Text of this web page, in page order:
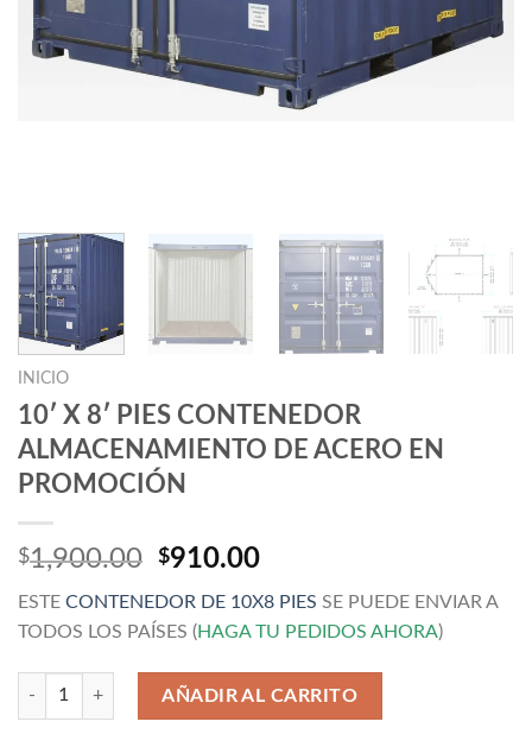
INICIO
10′ X 8′ PIES CONTENEDOR
ALMACENAMIENTO DE ACERO EN
PROMOCIÓN
$1,900.00 El
original
era:
$1,900.00.
$910.00El
actual
es:
$910.00.
ESTE CONTENEDOR DE 10X8 PIES SE PUEDE ENVIAR A
TODOS LOS PAÍSES (HAGA TU PEDIDOS AHORA)
Cantidad
AÑADIR AL CARRITO